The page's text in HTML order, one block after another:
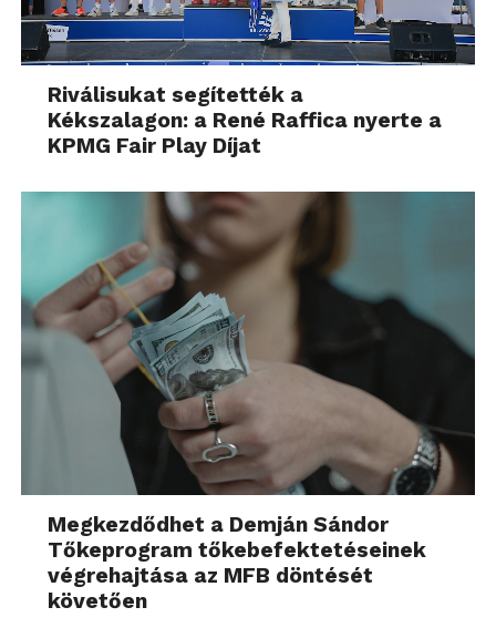
Riválisukat segítették a
Kékszalagon: a René Raffica nyerte a
KPMG Fair Play Díjat
Megkezdődhet a Demján Sándor
Tőkeprogram tőkebefektetéseinek
végrehajtása az MFB döntését
követően